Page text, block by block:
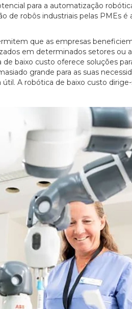
para a automatização
de robôs industriais pelas PMEs
que as empresas
em determinados setores ou
baixo custo oferece soluções
grande para as suas
A robótica de baixo custo